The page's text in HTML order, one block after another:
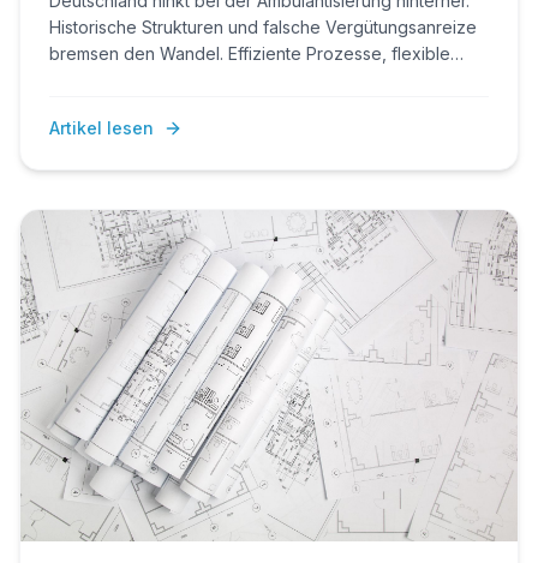
Historische Strukturen und falsche Vergütungsanreize
bremsen den Wandel. Effiziente Prozesse, flexible
wettbewerbsfähig zu bleiben.
Artikel lesen